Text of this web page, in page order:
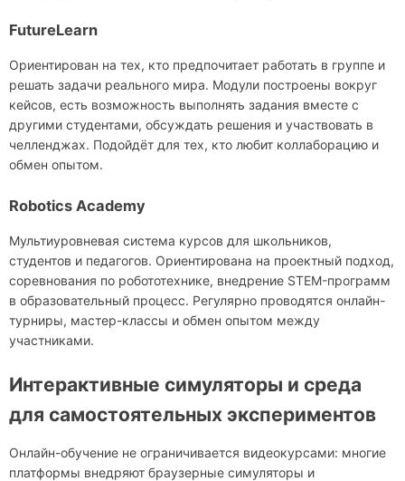
FutureLearn
Ориентирован на тех, кто предпочитает работать в группе и
решать задачи реального мира. Модули построены вокруг
кейсов, есть возможность выполнять задания вместе с
другими студентами, обсуждать решения и участвовать в
челленджах. Подойдёт для тех, кто любит коллаборацию и
обмен опытом.
Robotics Academy
Мультиуровневая система курсов для школьников,
студентов и педагогов. Ориентирована на проектный подход,
соревнования по робототехнике, внедрение STEM-программ
в образовательный процесс. Регулярно проводятся онлайн-
турниры, мастер-классы и обмен опытом между
участниками.
Интерактивные симуляторы и среда
для самостоятельных экспериментов
Онлайн-обучение не ограничивается видеокурсами: многие
платформы внедряют браузерные симуляторы и